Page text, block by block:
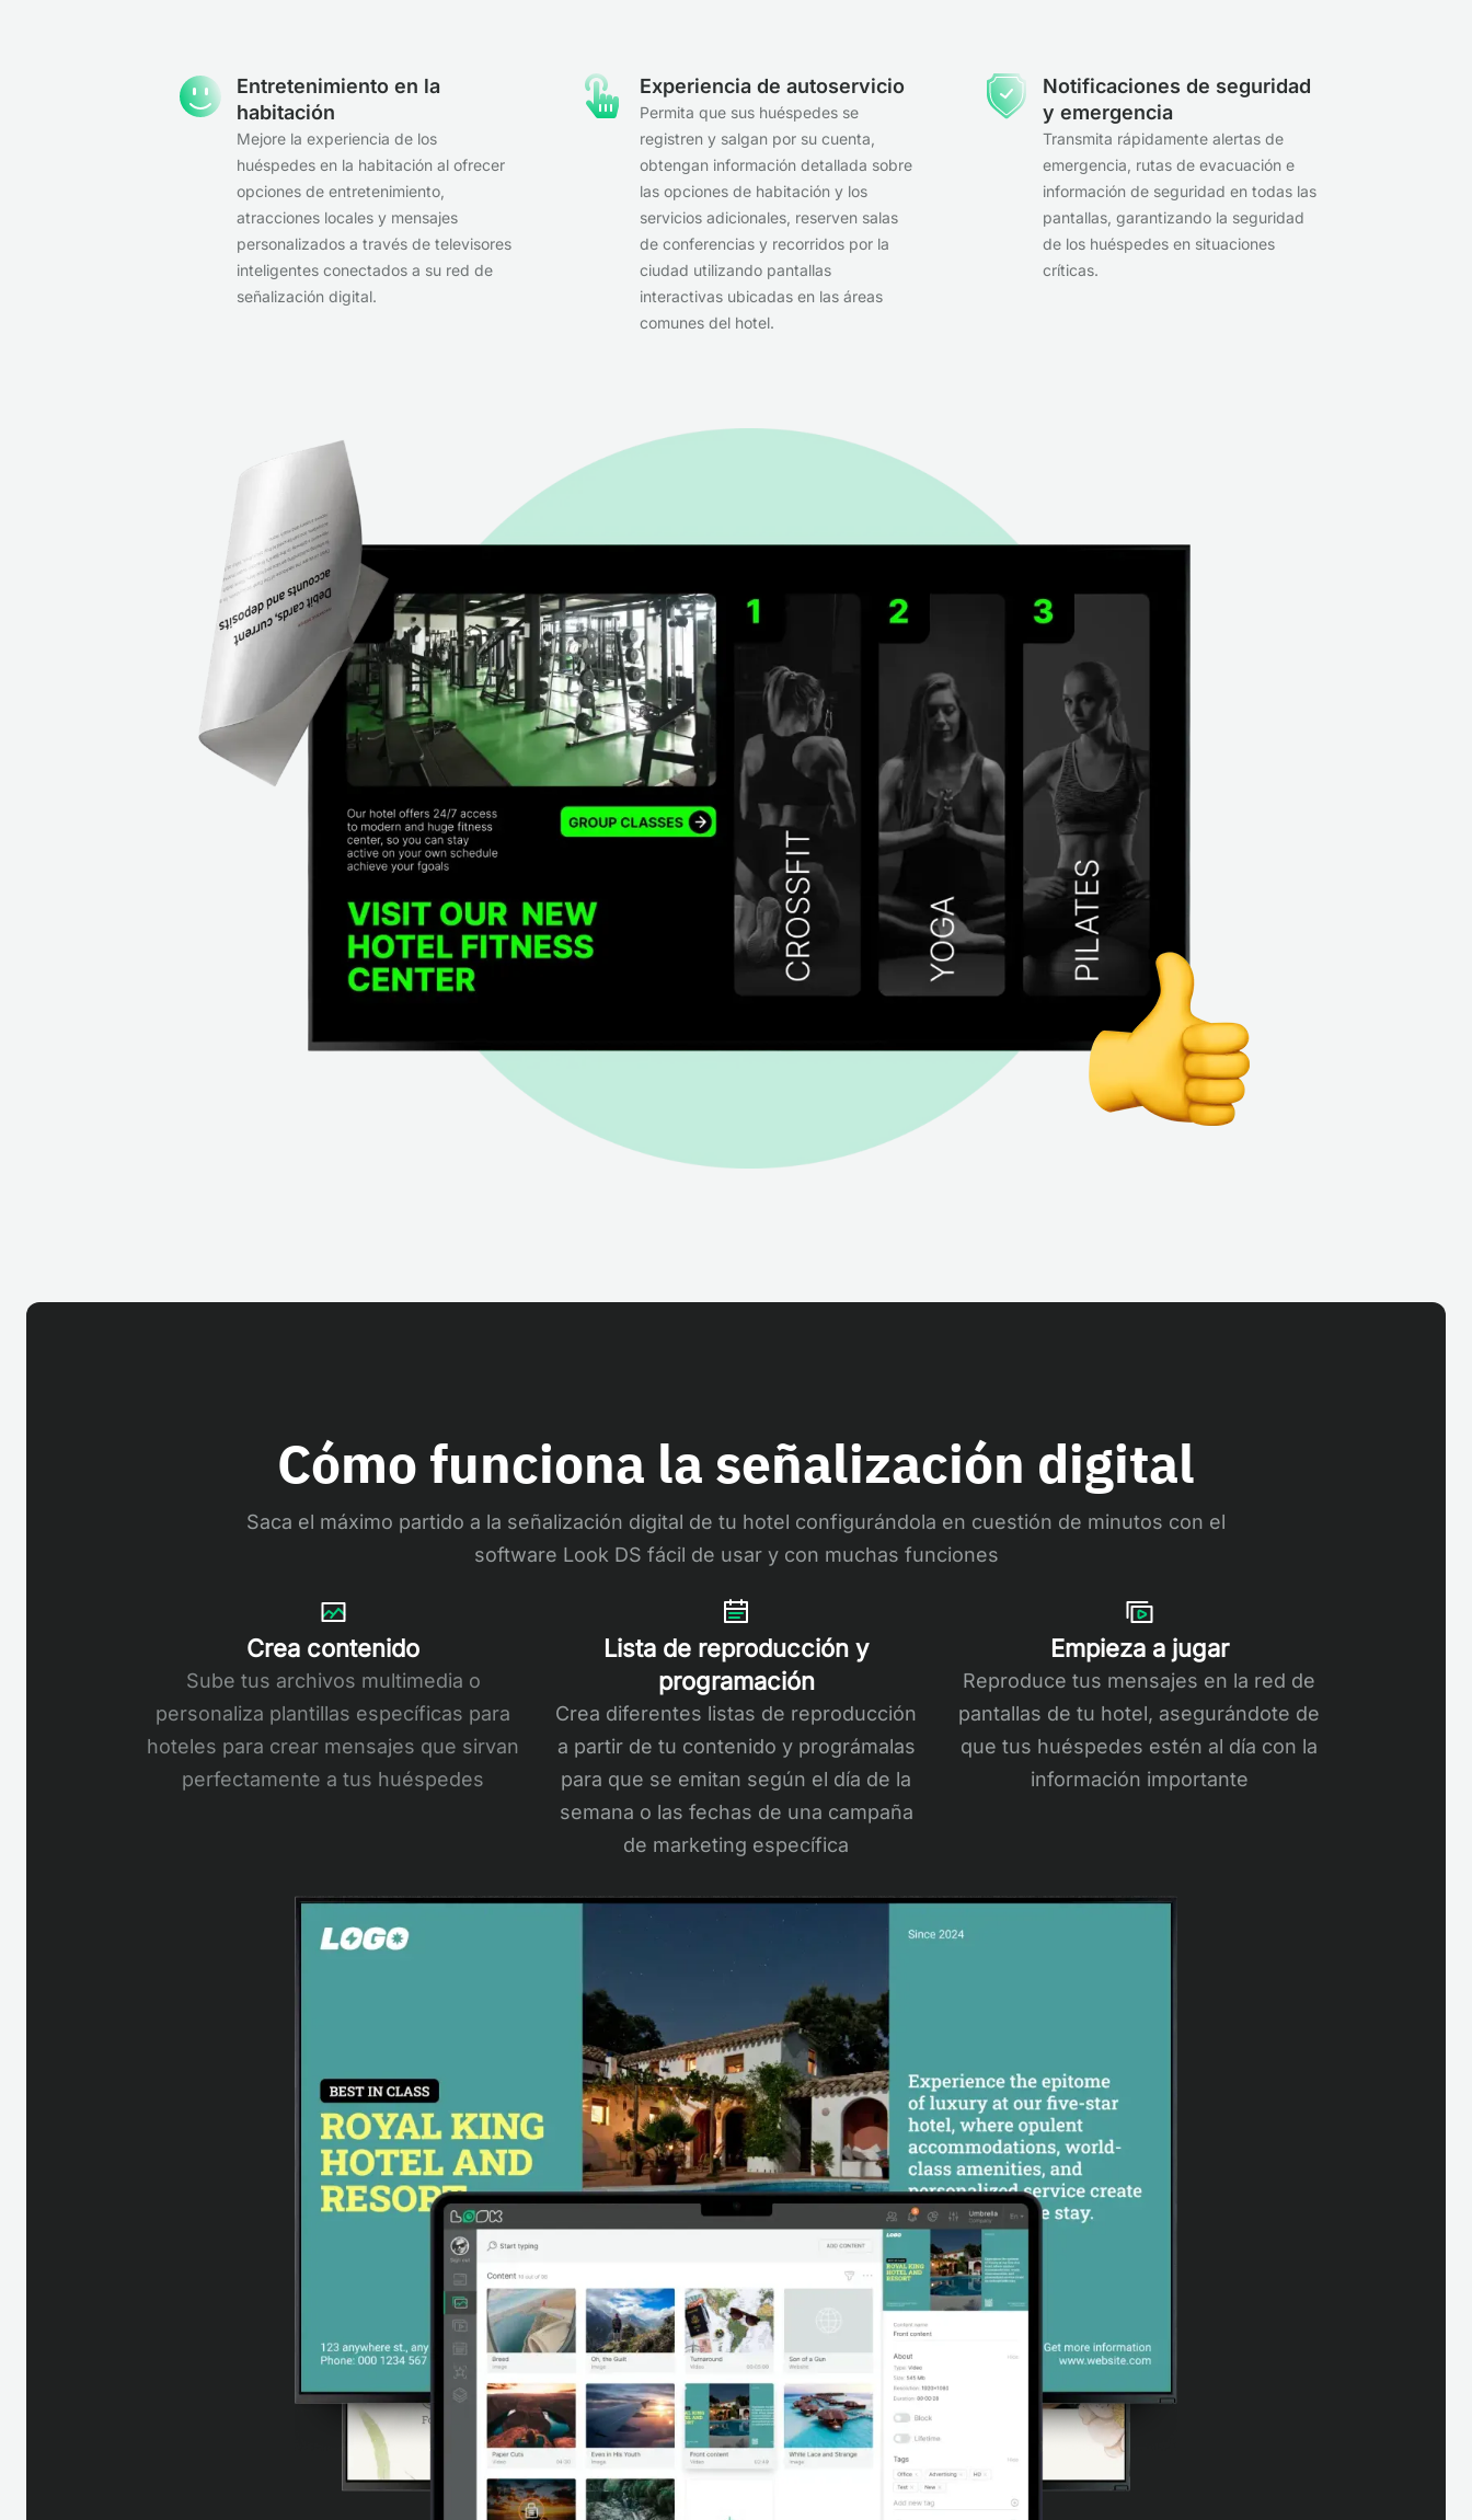
Entretenimiento en la
habitación
Mejore la experiencia de los
huéspedes en la habitación al ofrecer
opciones de entretenimiento,
atracciones locales y mensajes
personalizados a través de televisores
inteligentes conectados a su red de
señalización digital.
Experiencia de autoservicio
Permita que sus huéspedes se
registren y salgan por su cuenta,
obtengan información detallada sobre
las opciones de habitación y los
servicios adicionales, reserven salas
de conferencias y recorridos por la
ciudad utilizando pantallas
interactivas ubicadas en las áreas
comunes del hotel.
Notificaciones de seguridad
y emergencia
Transmita rápidamente alertas de
emergencia, rutas de evacuación e
información de seguridad en todas las
pantallas, garantizando la seguridad
de los huéspedes en situaciones
críticas.
Cómo funciona la señalización digital
Saca el máximo partido a la señalización digital de tu hotel configurándola en cuestión de minutos con el
software Look DS fácil de usar y con muchas funciones
Crea contenido
Sube tus archivos multimedia o
personaliza plantillas específicas para
hoteles para crear mensajes que sirvan
perfectamente a tus huéspedes
Lista de reproducción y
programación
Crea diferentes listas de reproducción
a partir de tu contenido y prográmalas
para que se emitan según el día de la
semana o las fechas de una campaña
de marketing específica
Empieza a jugar
Reproduce tus mensajes en la red de
pantallas de tu hotel, asegurándote de
que tus huéspedes estén al día con la
información importante